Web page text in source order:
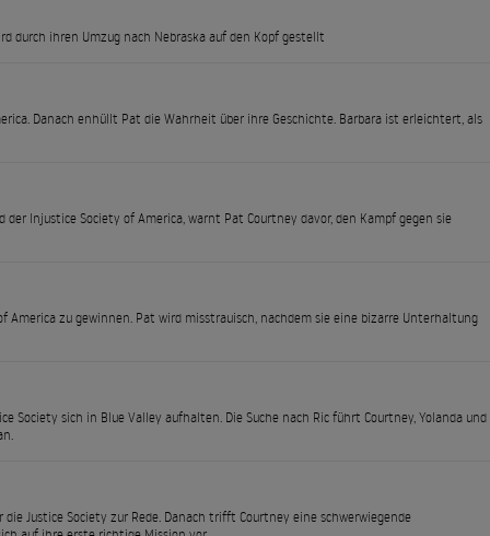
durch ihren Umzug nach Nebraska auf den Kopf gestellt
Danach enhüllt Pat die Wahrheit über ihre Geschichte. Barbara ist erleichtert, als
Injustice Society of America, warnt Pat Courtney davor, den Kampf gegen sie
America zu gewinnen. Pat wird misstrauisch, nachdem sie eine bizarre Unterhaltung
Society sich in Blue Valley aufhalten. Die Suche nach Ric führt Courtney, Yolanda und
Justice Society zur Rede. Danach trifft Courtney eine schwerwiegende